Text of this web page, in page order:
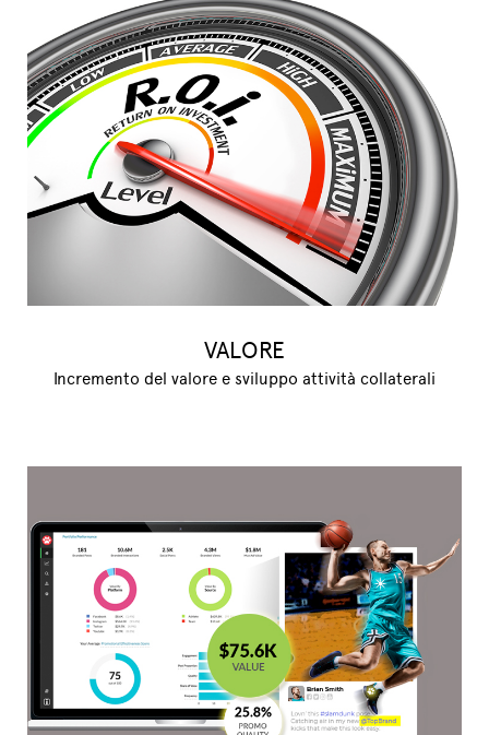
VALORE
Incremento del valore e sviluppo attività collaterali